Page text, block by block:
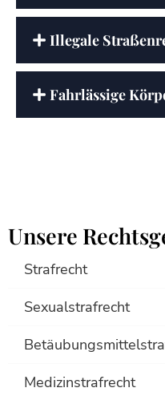
Unsere
Strafrecht
Sexualstrafrecht
Medizinstrafrecht
Illegale
Fahrlässige